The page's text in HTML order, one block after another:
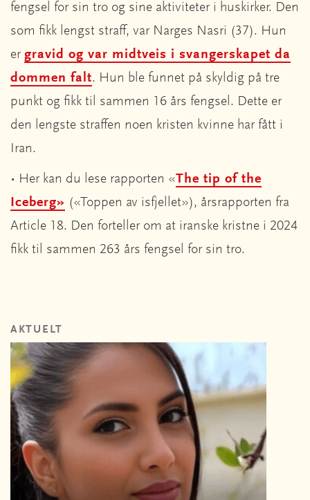
fengsel for sin tro og sine aktiviteter i huskirker. Den
som fikk lengst straff, var Narges Nasri (37). Hun
er gravid og var midtveis i svangerskapet da
dommen falt. Hun ble funnet på skyldig på tre
punkt og fikk til sammen 16 års fengsel. Dette er
den lengste straffen noen kristen kvinne har fått i
Iran.
• Her kan du lese rapporten «The tip of the
Iceberg» («Toppen av isfjellet»), årsrapporten fra
Article 18. Den forteller om at iranske kristne i 2024
fikk til sammen 263 års fengsel for sin tro.
AKTUELT